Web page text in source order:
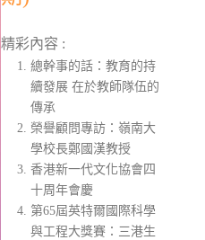
精彩內容 :
總幹事的話：教育的持
續發展 在於教師隊伍的
傳承
榮譽顧問專訪：嶺南大
學校長鄭國漢教授
香港新一代文化協會四
十周年會慶
第65屆英特爾國際科學
與工程大獎賽：三港生